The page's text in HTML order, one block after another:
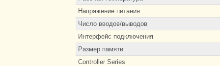
Напряжение питания
Число вводов/выводов
Интерфейс подключения
Размер памяти
Controller Series